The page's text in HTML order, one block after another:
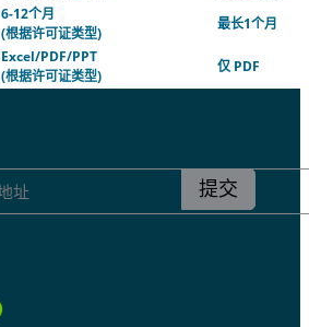
6-12个月
(根据许可证类型)
最长1个月
Excel/PDF/PPT
(根据许可证类型)
仅 PDF
提交